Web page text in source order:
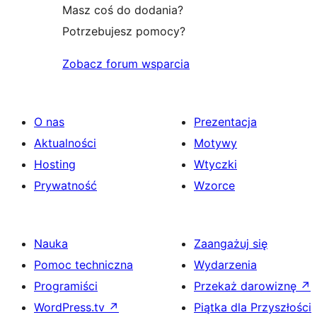
Masz coś do dodania?
Potrzebujesz pomocy?
Zobacz forum wsparcia
O nas
Aktualności
Hosting
Prywatność
Prezentacja
Motywy
Wtyczki
Wzorce
Nauka
Pomoc techniczna
Programiści
WordPress.tv ↗
Zaangażuj się
Wydarzenia
Przekaż darowiznę ↗
Piątka dla Przyszłości